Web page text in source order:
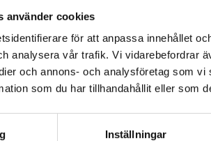
använder cookies
för att anpassa innehållet
analysera vår trafik. Vi vidarebefordrar
och annons- och analysföretag som
som du har tillhandahållit eller som
Inställningar